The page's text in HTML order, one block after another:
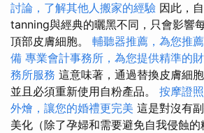
討論，了解其他人搬家的經驗 因此，
tanning與經典的曬黑不同，只會影響
頂部皮膚細胞。 輔聽器推薦，為您推
備 專業會計事務所，為您提供精準的
務所服務 這意味著，通過替換皮膚細
並且必須重新使用自粉產品。 按摩證
外燴，讓您的婚禮更完美 這是對沒有
美化（除了孕婦和需要避免自我侵蝕的